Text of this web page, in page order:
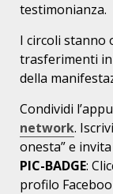
testimonianza.
I circoli stanno
trasferimenti in
della
Condividi
network.
onesta” e
PIC-BADGE:
profilo